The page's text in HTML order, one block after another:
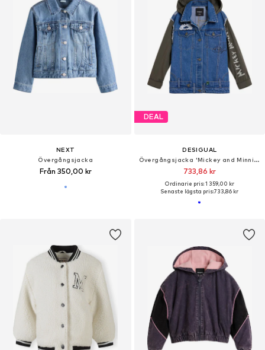
NEXT
Övergångsjacka
Från 350,00 kr
DEAL
DESIGUAL
Övergångsjacka 'Mickey and Minnie Mouse™'
733,86 kr
Ordinarie pris: 1 359,00 kr
Senaste lägsta pris:733,86 kr